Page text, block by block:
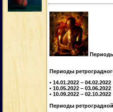
Периоды
• 14.01.2022 – 04.02.2022
• 10.05.2022 – 03.06.2022
• 10.09.2022 – 02.10.2022
Периоды